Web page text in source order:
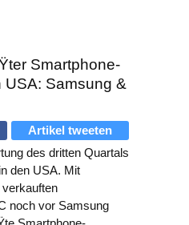
Smartphone-
USA: Samsung &
Artikel tweeten
des dritten Quartals
den USA. Mit
noch vor Samsung